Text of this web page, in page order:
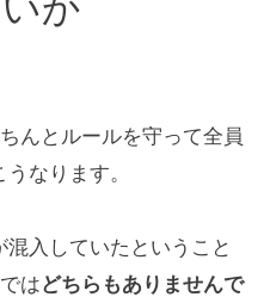
んとルールを守って全員
なります。
入していたということ
はどちらもありませんで